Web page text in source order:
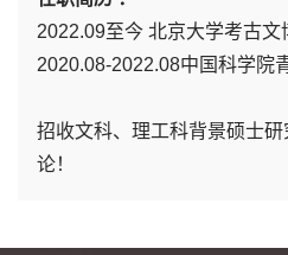
2022.09至今 北京大学考古
2020.08-2022.08中国科学院
招收文科、理工科背景硕士
论！